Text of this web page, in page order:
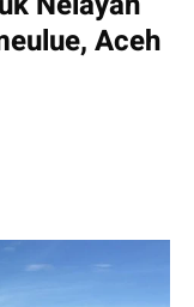
Aceh